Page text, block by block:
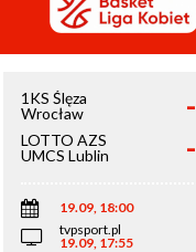
1KS Ślęza
Wrocław
LOTTO AZS
UMCS Lublin
19.09, 18:00
tvpsport.pl
19.09, 17:55